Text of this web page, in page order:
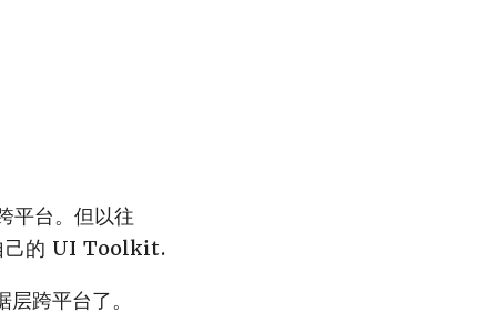
平台。但以往
己的 UI Toolkit.
跨平台了。